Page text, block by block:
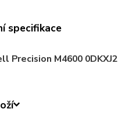
specifikace
Precision M4600 0DKXJ2